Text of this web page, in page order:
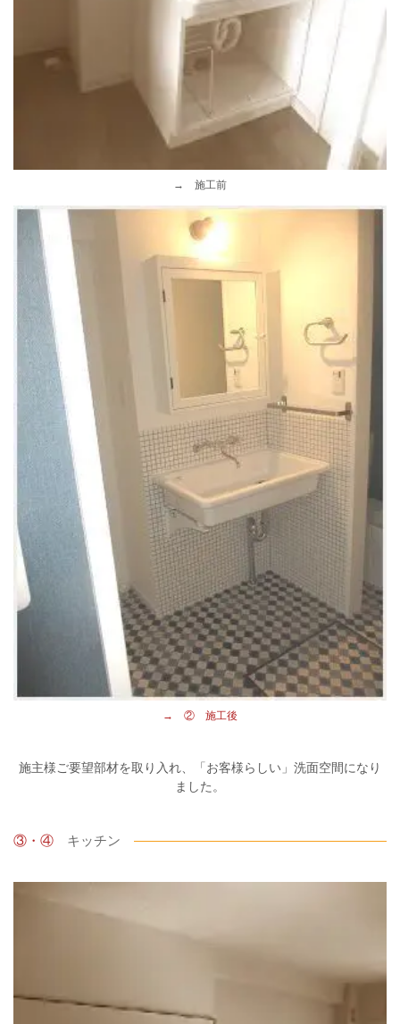
→ 施工前
→ ② 施工後
施主様ご要望部材を取り入れ、「お客様らしい」洗面空間になり
ました。
③・④ キッチン